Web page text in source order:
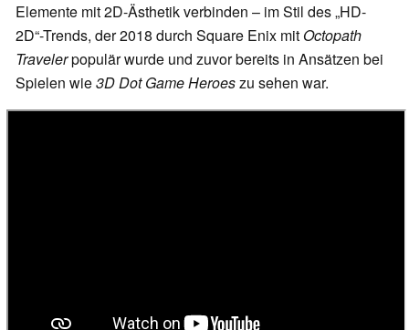
Elemente mit 2D-Ästhetik verbinden – im Stil des „HD-
2D“-Trends, der 2018 durch Square Enix mit Octopath
Travelerpopulär wurde und zuvor bereits in Ansätzen bei
Spielen wie3D Dot GameHeroeszu sehen war.